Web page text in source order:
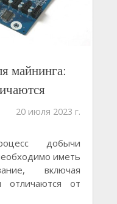
майнинга:
20 июля 2023 г.
добычи
иметь
включая
отличаются от